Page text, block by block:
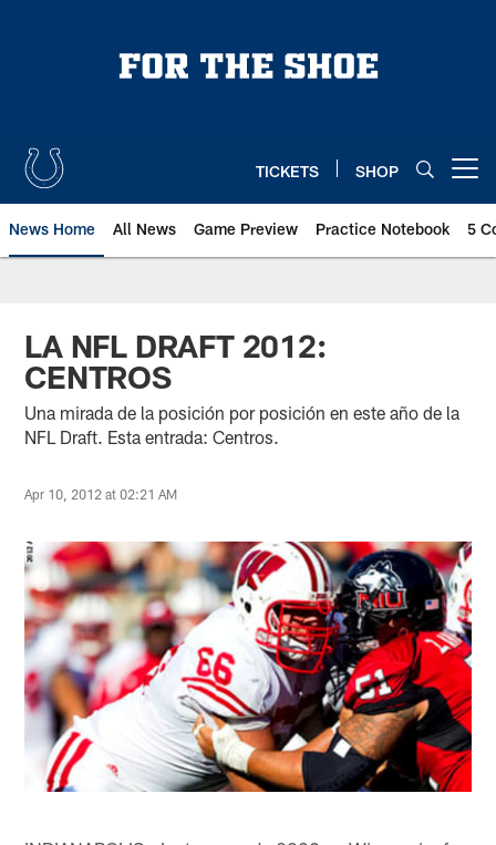
TICKETS SHOP
News Home All News Game Preview Practice Notebook 5
LA NFL DRAFT 2012:
CENTROS
Una mirada de la posición por posición en este año de la
NFL Draft. Esta entrada: Centros.
Apr 10, 2012 at 02:21 AM